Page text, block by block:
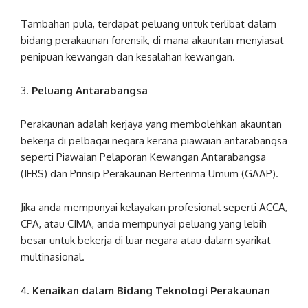
Tambahan pula, terdapat peluang untuk terlibat dalam
bidang perakaunan forensik, di mana akauntan menyiasat
penipuan kewangan dan kesalahan kewangan.
3. Peluang Antarabangsa
Perakaunan adalah kerjaya yang membolehkan akauntan
bekerja di pelbagai negara kerana piawaian antarabangsa
seperti Piawaian Pelaporan Kewangan Antarabangsa
(IFRS) dan Prinsip Perakaunan Berterima Umum (GAAP).
Jika anda mempunyai kelayakan profesional seperti ACCA,
CPA, atau CIMA, anda mempunyai peluang yang lebih
besar untuk bekerja di luar negara atau dalam syarikat
multinasional.
4. Kenaikan dalam Bidang Teknologi Perakaunan